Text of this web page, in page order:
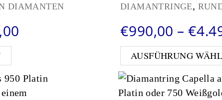
DIAMANTEN
Preisspanne: €990,00 bis
Dieses Produkt weist mehrere Varianten auf.
DIAMANTRINGE,
€990,00 –€
AUSFÜHRUNG